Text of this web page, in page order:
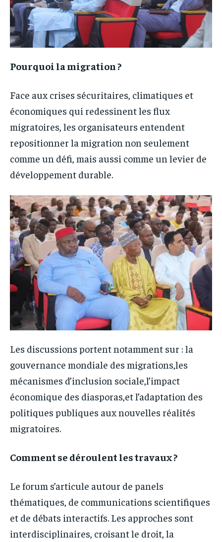
Pourquoi la migration ?
Face aux crises sécuritaires, climatiques et
économiques qui redessinent les flux
migratoires, les organisateurs entendent
repositionner la migration non seulement
comme un défi, mais aussi comme un levier de
développement durable.
Les discussions portent notamment sur : la
gouvernance mondiale des migrations,les
mécanismes d’inclusion sociale,l’impact
économique des diasporas,et l’adaptation des
politiques publiques aux nouvelles réalités
migratoires.
Comment se déroulent les travaux ?
Le forum s’articule autour de panels
thématiques, de communications scientifiques
et de débats interactifs. Les approches sont
interdisciplinaires, croisant le droit, la